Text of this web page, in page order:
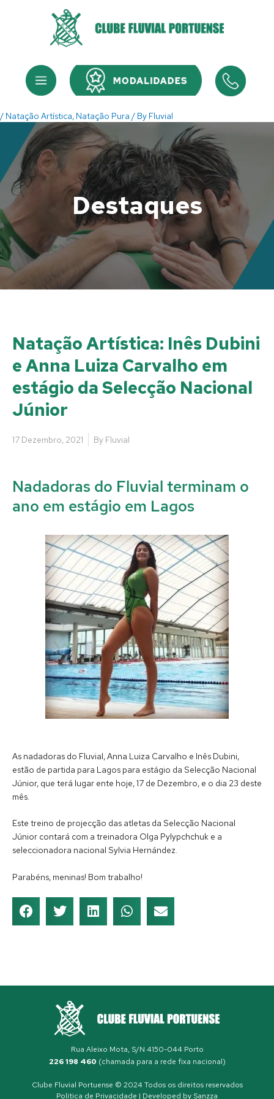
Menu Menu
/ Natação Artística, Natação Pura / By Fluvial
Destaques
Natação Artística: Inês Dubini
e Anna Luiza Carvalho em
estágio da Selecção Nacional
Júnior
17 Dezembro, 2021 By Fluvial
Nadadoras do Fluvial terminam o
ano em estágio em Lagos
As nadadoras do Fluvial, Anna Luiza Carvalho e Inês Dubini,
estão de partida para Lagos para estágio da Selecção Nacional
Júnior, que terá lugar ente hoje, 17 de Dezembro, e o dia 23 deste
mês.
Este treino de projecção das atletas da Selecção Nacional
Júnior contará com a treinadora Olga Pylypchchuk e a
seleccionadora nacional Sylvia Hernández.
Parabéns, meninas! Bom trabalho!
Rua Aleixo Mota, S/N 4150-044 Porto
226 198 460 (chamada para a rede fixa nacional)
Clube Fluvial Portuense © 2024 Todos os direitos reservados
Política de Privacidade | Developed by Sanzza